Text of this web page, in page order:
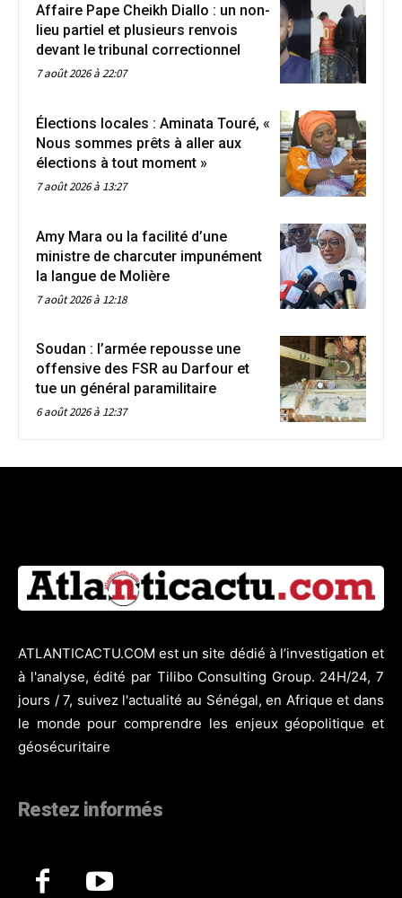
Affaire Pape Cheikh Diallo : un non-
lieu partiel et plusieurs renvois
devant le tribunal correctionnel
7 août 2026 à 22:07
Élections locales : Aminata Touré, «
Nous sommes prêts à aller aux
élections à tout moment »
7 août 2026 à 13:27
Amy Mara ou la facilité d’une
ministre de charcuter impunément
la langue de Molière
7 août 2026 à 12:18
Soudan : l’armée repousse une
offensive des FSR au Darfour et
tue un général paramilitaire
6 août 2026 à 12:37
ATLANTICACTU.COM est un site dédié à l’investigation et
à l'analyse, édité par Tilibo Consulting Group. 24H/24, 7
jours / 7, suivez l'actualité au Sénégal, en Afrique et dans
le monde pour comprendre les enjeux géopolitique et
géosécuritaire
Restez informés